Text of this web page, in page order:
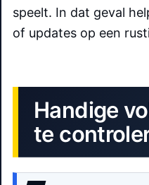
speelt. In dat geval
of updates op een
Handige
te